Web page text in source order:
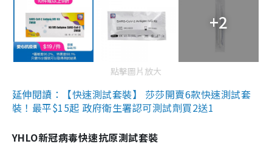
+2
點擊圖片放大
延伸閱讀：【快速測試套裝】 莎莎開賣6款快速測試套
裝！最平$15起 政府衛生署認可測試劑買2送1
YHLO新冠病毒快速抗原測試套裝